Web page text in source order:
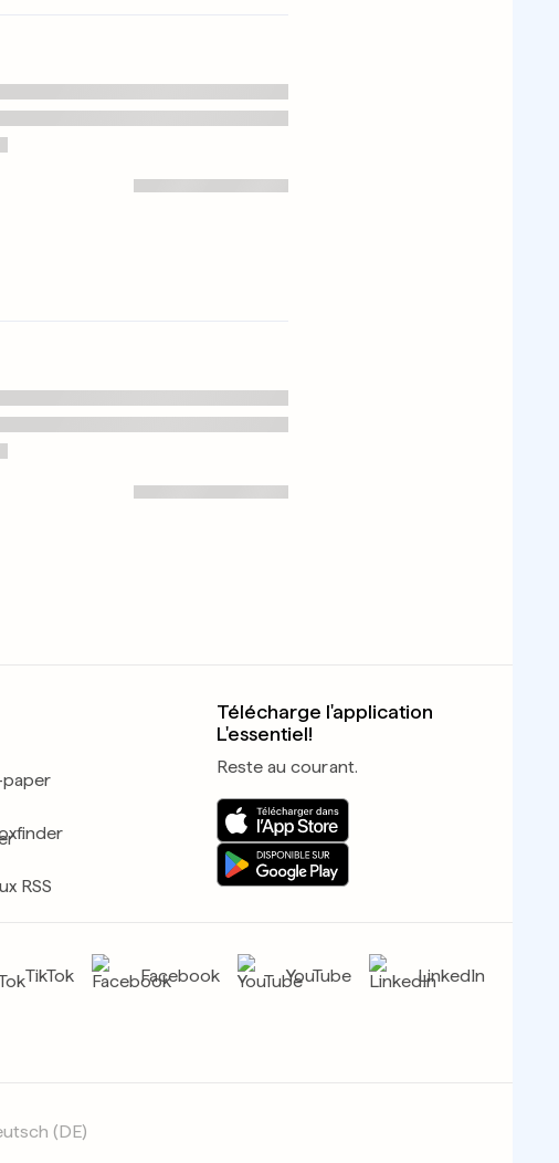
paper
RSS
Télécharge l'application
L'essentiel!
Reste au courant.
TikTok Facebook YouTube LinkedIn
(DE)